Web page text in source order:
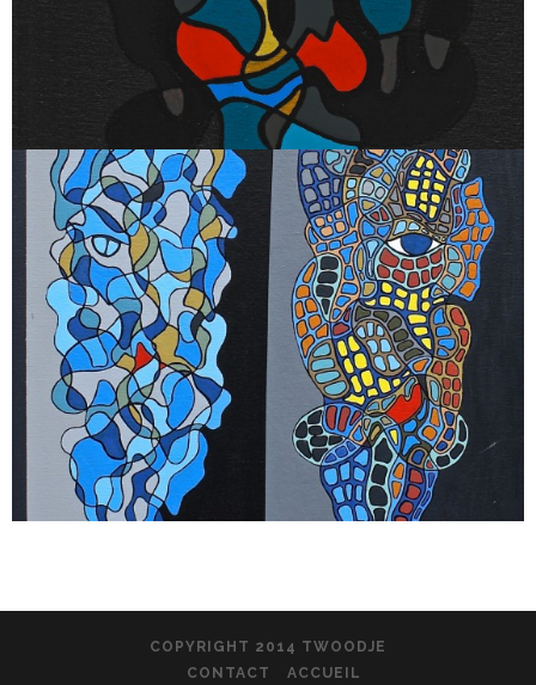
COPYRIGHT 2014 TWOODJE
CONTACT
ACCUEIL